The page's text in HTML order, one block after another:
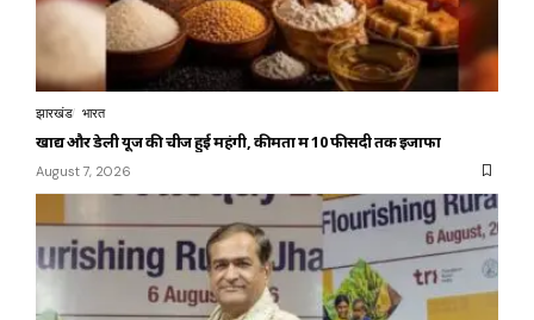
झारखंड भारत
खाद्य और डेली यूज की चीजें हुई महंगी, कीमतों में 10 फीसदी तक इजाफा
August 7, 2026